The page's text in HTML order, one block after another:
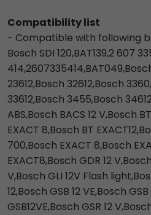
Compatibility list
- Compatible with following
Bosch SDI 120,BAT139,2 607
23612,Bosch 32612,Bosch
33612,Bosch 3455,Bosch
ABS,Bosch BACS 12 V,Bosch
EXACT 8,Bosch BT
700,Bosch EXACT 8,Bosch
EXACT8,Bosch GDR 12
V,Bosch GLI 12V Flash
12,Bosch GSB 12 VE,Bosch
GSB12VE,Bosch GSR 12